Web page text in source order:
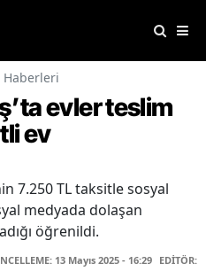
Haberleri
evler teslim
ev
7.250 TL taksitle sosyal
medyada dolaşan
öğrenildi.
13 Mayıs 2025 - 16:29 EDİTÖR: